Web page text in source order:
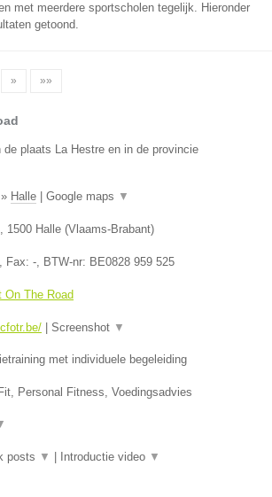
met meerdere sportscholen tegelijk. Hieronder
getoond.
» »»
de plaats La Hestre en in de provincie
» Halle Google maps ▼
, 1500 Halle (Vlaams-Brabant)
, Fax: -, BTW-nr: BE0828 959 525
On The Road
Screenshot ▼
met individuele begeleiding
Personal Fitness, Voedingsadvies
posts ▼ Introductie video ▼